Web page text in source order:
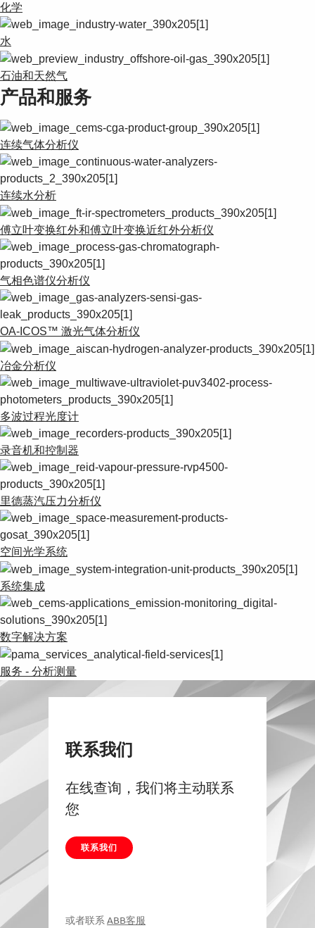
化学
水
石油和天然气
产品和服务
连续气体分析仪
连续水分析
傅立叶变换红外和傅立叶变换近红外分析仪
气相色谱仪分析仪
OA-ICOS™ 激光气体分析仪
冶金分析仪
多波过程光度计
录音机和控制器
里德蒸汽压力分析仪
空间光学系统
系统集成
数字解决方案
服务 - 分析测量
联系我们
在线查询，我们将主动联系
您
联系我们
或者联系ABB客服